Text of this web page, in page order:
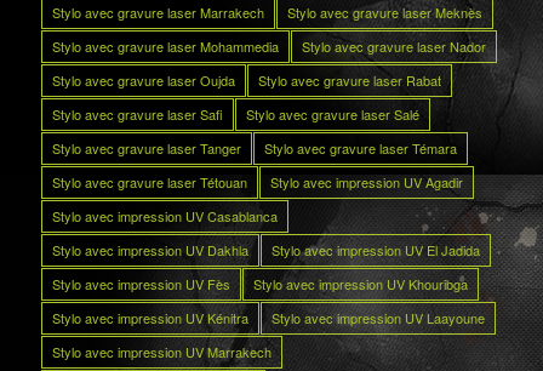
Stylo avec gravure laser Marrakech
Stylo avec gravure laser Meknès
Stylo avec gravure laser Mohammedia
Stylo avec gravure laser Nador
Stylo avec gravure laser Oujda
Stylo avec gravure laser Rabat
Stylo avec gravure laser Safi
Stylo avec gravure laser Salé
Stylo avec gravure laser Tanger
Stylo avec gravure laser Témara
Stylo avec gravure laser Tétouan
Stylo avec impression UV Agadir
Stylo avec impression UV Casablanca
Stylo avec impression UV Dakhla
Stylo avec impression UV El Jadida
Stylo avec impression UV Fès
Stylo avec impression UV Khouribga
Stylo avec impression UV Kénitra
Stylo avec impression UV Laayoune
Stylo avec impression UV Marrakech